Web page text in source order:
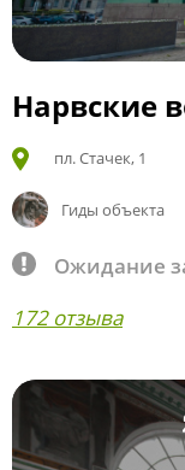
Нарвские
пл. Стачек, 1
Гиды объекта
Ожидание
172 отзыва